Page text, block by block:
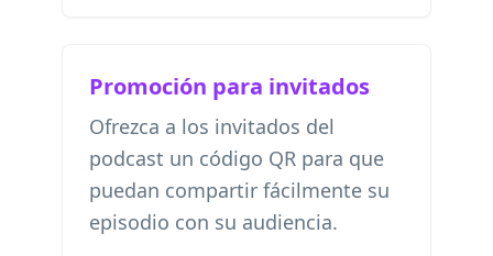
Promoción para invitados
Ofrezca a los invitados del
podcast un código QR para que
puedan compartir fácilmente su
episodio con su audiencia.